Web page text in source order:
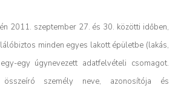
2011. szeptember 27. és 30. közötti időben,
minden egyes lakott épületbe (lakás,
egy úgynevezett adatfelvételi csomagot.
személy neve, azonosítója és